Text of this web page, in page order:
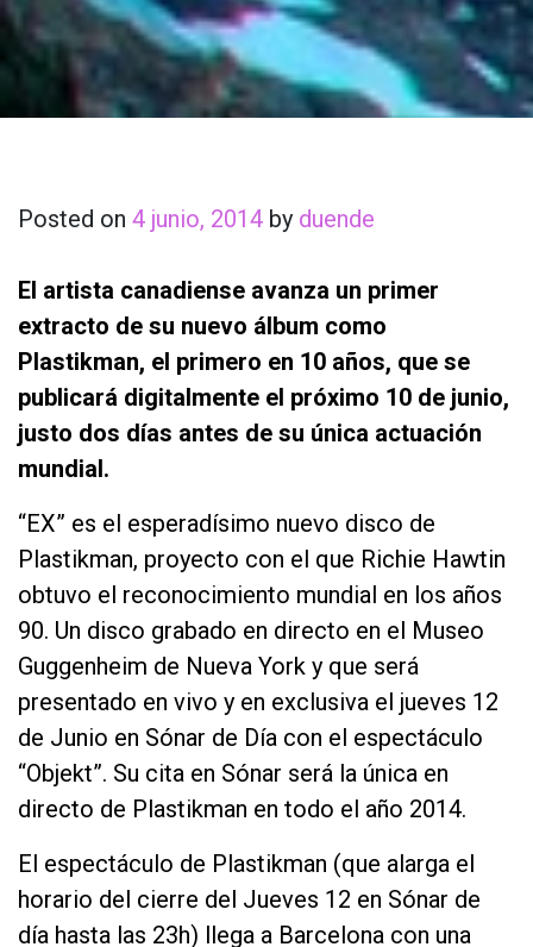
Posted on 4 junio, 2014 by duende
El artista canadiense avanza un primer
extracto de su nuevo álbum como
Plastikman, el primero en 10 años, que se
publicará digitalmente el próximo 10 de junio,
justo dos días antes de su única actuación
mundial.
“EX” es el esperadísimo nuevo disco de
Plastikman, proyecto con el que Richie Hawtin
obtuvo el reconocimiento mundial en los años
90. Un disco grabado en directo en el Museo
Guggenheim de Nueva York y que será
presentado en vivo y en exclusiva el jueves 12
de Junio en Sónar de Día con el espectáculo
“Objekt”. Su cita en Sónar será la única en
directo de Plastikman en todo el año 2014.
El espectáculo de Plastikman (que alarga el
horario del cierre del Jueves 12 en Sónar de
día hasta las 23h) llega a Barcelona con una